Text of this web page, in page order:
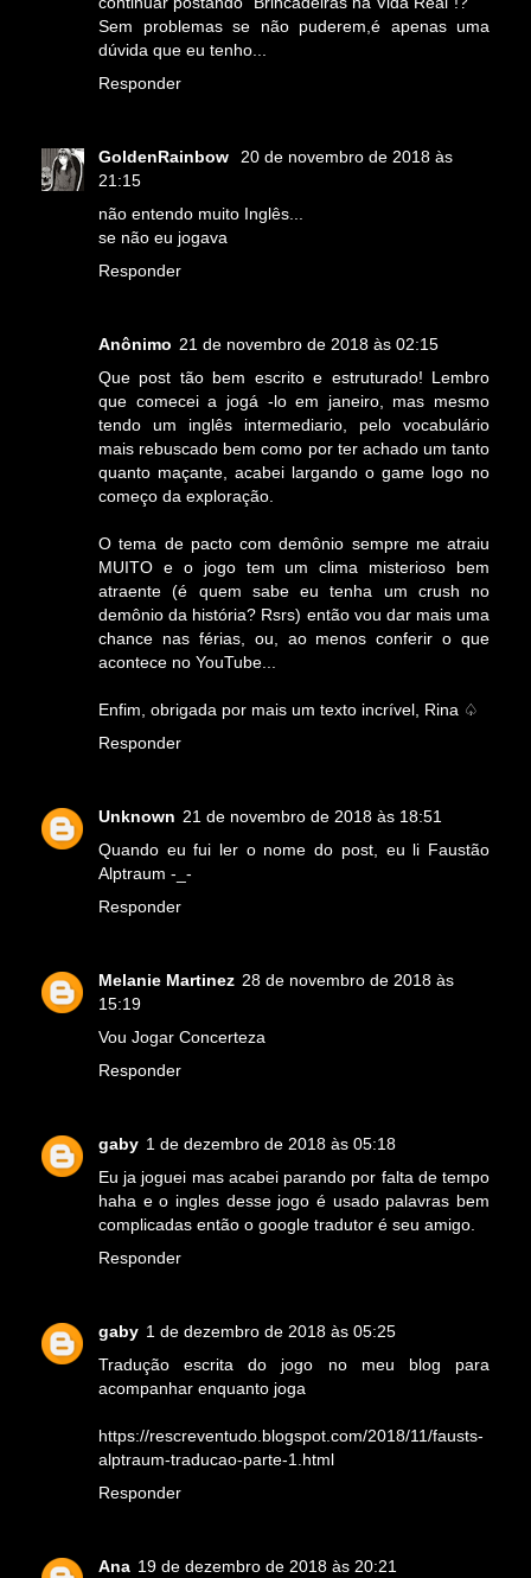
Sem problemas se não puderem,é apenas uma
dúvida que eu tenho...
Responder
GoldenRainbow
20 de novembro de 2018 às
21:15
não entendo muito Inglês...
se não eu jogava
Responder
Anônimo 21 de novembro de 2018 às 02:15
Que post tão bem escrito e estruturado! Lembro
que comecei a jogá -lo em janeiro, mas mesmo
tendo um inglês intermediario, pelo vocabulário
mais rebuscado bem como por ter achado um tanto
quanto maçante, acabei largando o game logo no
começo da exploração.
O tema de pacto com demônio sempre me atraiu
MUITO e o jogo tem um clima misterioso bem
atraente (é quem sabe eu tenha um crush no
demônio da história? Rsrs) então vou dar mais uma
chance nas férias, ou, ao menos conferir o que
acontece no YouTube...
Enfim, obrigada por mais um texto incrível, Rina ♤
Responder
Unknown 21 de novembro de 2018 às 18:51
Quando eu fui ler o nome do post, eu li Faustão
Alptraum -_-
Responder
Melanie Martinez 28 de novembro de 2018 às
15:19
Vou Jogar Concerteza
Responder
gaby 1 de dezembro de 2018 às 05:18
Eu ja joguei mas acabei parando por falta de tempo
haha e o ingles desse jogo é usado palavras bem
complicadas então o google tradutor é seu amigo.
Responder
gaby 1 de dezembro de 2018 às 05:25
Tradução escrita do jogo no meu blog para
acompanhar enquanto joga
https://rescreventudo.blogspot.com/2018/11/fausts-
alptraum-traducao-parte-1.html
Responder
Ana 19 de dezembro de 2018 às 20:21